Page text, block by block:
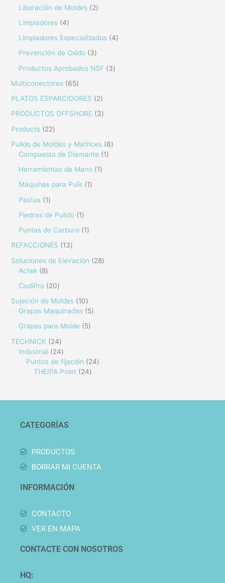
Liberación de Moldes
2
Limpiadores 4
Limpiadores Especializados 4
Prevención de Oxido
3
Productos Aprobados NSF
3
Multiconectores
65
PLATOS ESPARCIDORES
2
PRODUCTOS OFFSHORE
3
Products
22
Pulido de Moldes y Matrices
6
Compuesto de Diamante
1
Herramientas de Mano
1
Máquinas para Pulir
1
Pastas
1
Piedras de Pulido
1
Puntas de Carburo
1
REFACCIONES
13
Soluciones de Elevación
28
Actek
8
CodiPro
20
Sujeción de Moldes
10
Grapas Maquinadas
5
Grapas para Molde
5
TECHNICK
24
Industrial
24
Puntos de fijación
24
THEIPA Point
24
CATEGORÍAS
PRODUCTOS
BORRAR MI CUENTA
INFORMACIÓN
CONTACTO
VER EN MAPA
CONTACTE CON NOSOTROS
HQ: